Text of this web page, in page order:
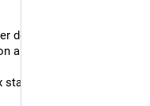
de l'excellent festival
annuelle au courage
autour de la